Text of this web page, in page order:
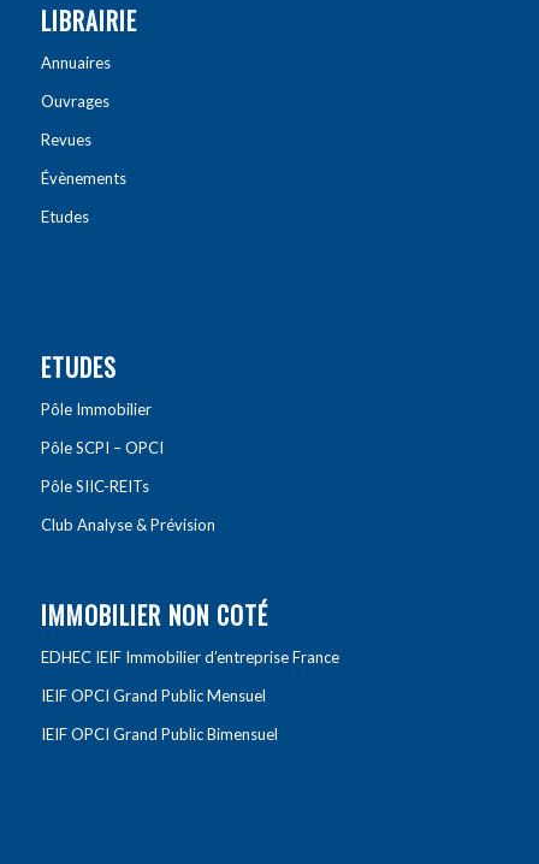
LIBRAIRIE
Annuaires
Ouvrages
Revues
Évènements
Etudes
ETUDES
Pôle Immobilier
Pôle SCPI – OPCI
Pôle SIIC-REITs
Club Analyse & Prévision
IMMOBILIER NON COTÉ
EDHEC IEIF Immobilier d’entreprise France
IEIF OPCI Grand Public Mensuel
IEIF OPCI Grand Public Bimensuel